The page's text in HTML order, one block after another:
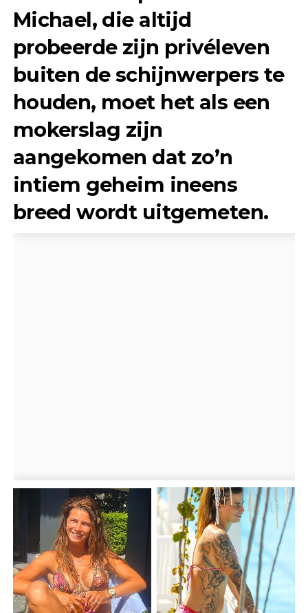
Michael, die altijd
probeerde zijn privéleven
buiten de schijnwerpers te
houden, moet het als een
mokerslag zijn
aangekomen dat zo’n
intiem geheim ineens
breed wordt uitgemeten.